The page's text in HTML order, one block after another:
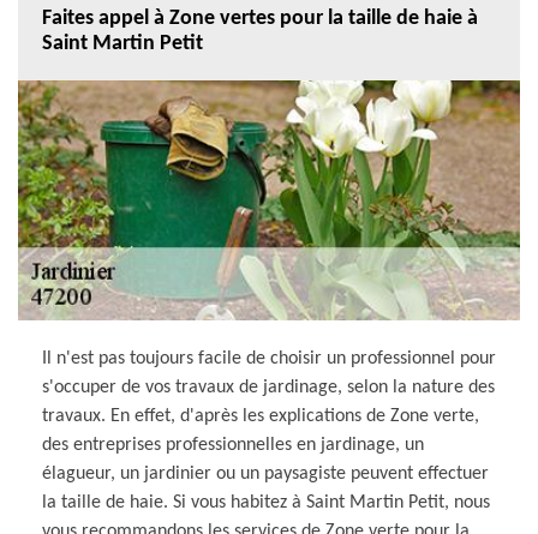
Faites appel à Zone vertes pour la taille de haie à
Saint Martin Petit
Il n'est pas toujours facile de choisir un professionnel pour
s'occuper de vos travaux de jardinage, selon la nature des
travaux. En effet, d'après les explications de Zone verte,
des entreprises professionnelles en jardinage, un
élagueur, un jardinier ou un paysagiste peuvent effectuer
la taille de haie. Si vous habitez à Saint Martin Petit, nous